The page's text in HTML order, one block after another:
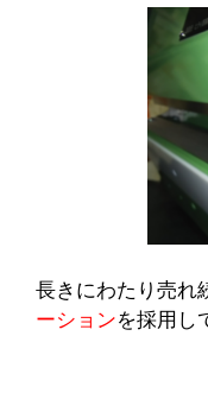
長きにわたり売れ
ーションを採用し